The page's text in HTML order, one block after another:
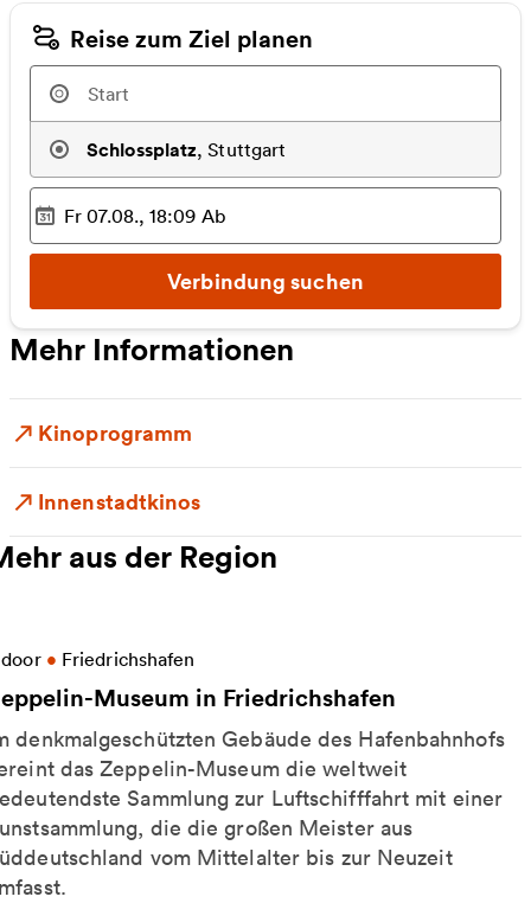
Reise zum Ziel planen
Schlossplatz,Stuttgart
Ausgewählter Zeitpunkt
Fr 07.08., 18:09 Ab
Verbindung suchen
Mehr Informationen
Kinoprogramm
Innenstadtkinos
aus der Region
• Friedrichshafen
Museum in Friedrichshafen
denkmalgeschützten Gebäude des Hafenbahnhofs
das Zeppelin-Museum die weltweit
Sammlung zur Luftschifffahrt mit einer
die die großen Meister aus
vom Mittelalter bis zur Neuzeit
Informationen zu Zeppelin-Museum in